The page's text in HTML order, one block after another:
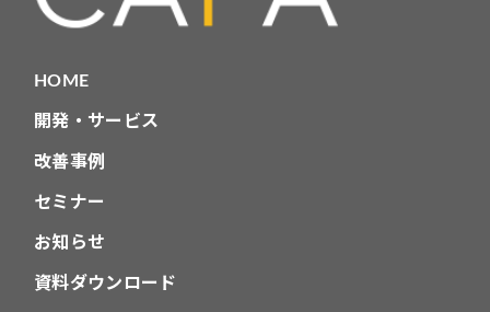
シ
ンHOME
開発・サービス
改善事例
セミナー
お知らせ
資料ダウンロード